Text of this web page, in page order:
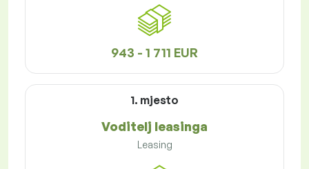
943 - 1 711 EUR
1. mjesto
Voditelj leasinga
Leasing